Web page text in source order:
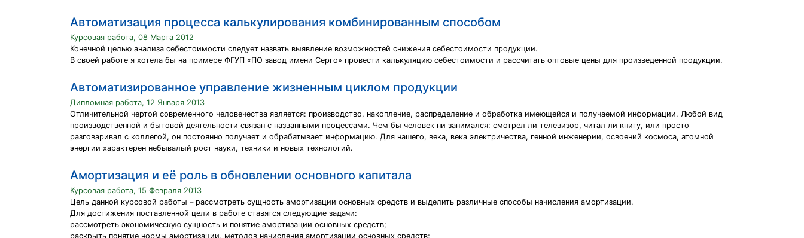
Автоматизация процесса калькулирования комбинированным способом
Курсовая работа, 08 Марта 2012
Конечной целью анализа себестоимости следует назвать выявление возможностей снижения себестоимости продукции.
В своей работе я хотела бы на примере ФГУП «ПО завод имени Серго» провести калькуляцию себестоимости и рассчитать оптовые цены для произведенной продукции.
Автоматизированное управление жизненным циклом продукции
Дипломная работа, 12 Января 2013
Отличительной чертой современного человечества является: производство, накопление, распределение и обработка имеющейся и получаемой информации. Любой вид
производственной и бытовой деятельности связан с названными процессами. Чем бы человек ни занимался: смотрел ли телевизор, читал ли книгу, или просто
разговаривал с коллегой, он постоянно получает и обрабатывает информацию. Для нашего, века, века электричества, генной инженерии, освоений космоса, атомной
энергии характерен небывалый рост науки, техники и новых технологий.
Амортизация и её роль в обновлении основного капитала
Курсовая работа, 15 Февраля 2013
Цель данной курсовой работы – рассмотреть сущность амортизации основных средств и выделить различные способы начисления амортизации.
Для достижения поставленной цели в работе ставятся следующие задачи:
рассмотреть экономическую сущность и понятие амортизации основных средств;
раскрыть понятие нормы амортизации, методов начисления амортизации основных средств;